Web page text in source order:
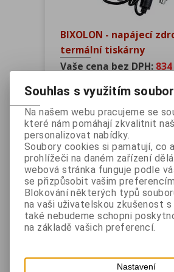
BIXOLON - napájecí
termální tiskárny
Vaše cena bez DPH:
Přidat do košíku
Katalogové číslo: PWK404
Záruka (měsíců):24
Dostupnost:Skladem
Dotaz na výrobek
Tisk
Bixolon - napájecí zdroj pro
Souhlas s využitím
Na našem webu pracujeme se
které nám pomáhají zkvalitnit
personalizovat nabídky.
Soubory cookies si pamatují, co
prohlížeči na daném zařízení
webová stránka funguje podle
se přizpůsobit vašim preferencím.
Blokování některých typů
na vaši uživatelskou zkušenost s
také nebudeme schopni
na základě vašich preferencí.
Nastavení